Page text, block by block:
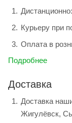
Курьеру при
Оплата в
Подробнее
Доставка
Доставка
Жигулёвск,